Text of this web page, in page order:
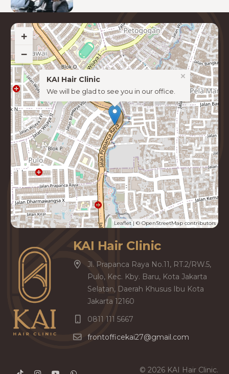
KAI Hair Clinic
Jl. Prapanca Raya No.11, RT.2/RW.5,
Pulo, Kec. Kby. Baru, Kota Jakarta
Selatan, Daerah Khusus Ibu Kota
Jakarta 12160
0811 111 5667
frontofficekai27@gmail.com
KAI Hair Clinic
We will be glad to see you in our office.
×
+
−
Leaflet| ©OpenStreetMapcontributors
© 2026 KAI Hair Clinic.